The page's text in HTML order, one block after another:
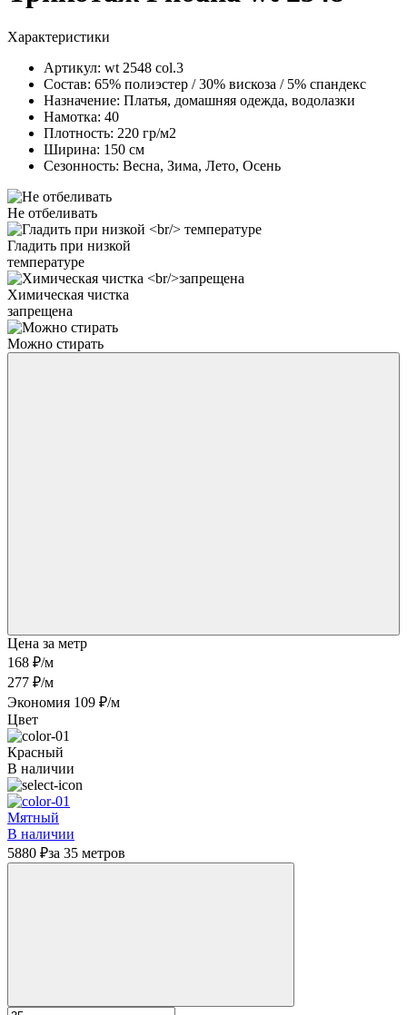
Характеристики
Артикул: wt 2548 col.3
Состав: 65% полиэстер / 30% вискоза / 5% спандекс
Назначение: Платья, домашняя одежда, водолазки
Намотка: 40
Плотность: 220 гр/м2
Ширина: 150 см
Сезонность: Весна, Зима, Лето, Осень
Не отбеливать
Гладить при низкой
температуре
Химическая чистка
запрещена
Можно стирать
Цена за метр
168 ₽/м
277 ₽/м
Экономия 109 ₽/м
Цвет
Красный
В наличии
Мятный
В наличии
5880 ₽за 35 метров